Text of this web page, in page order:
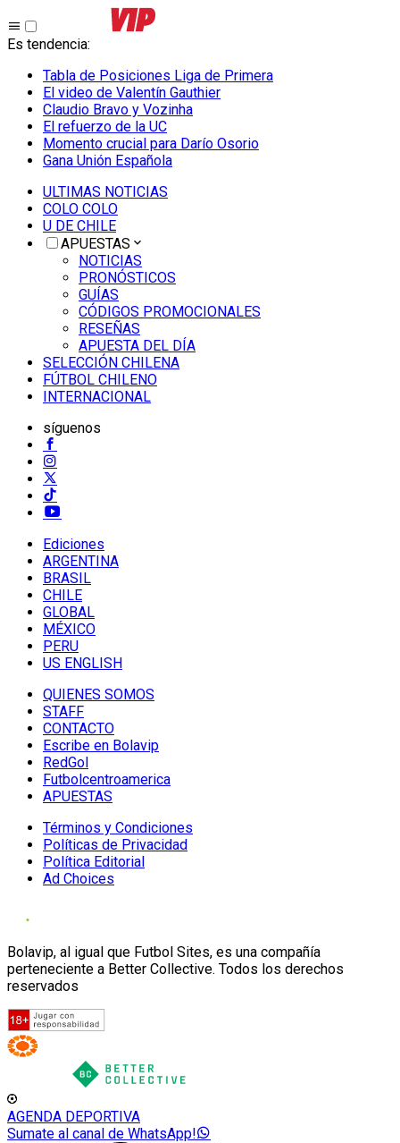
Es tendencia:
Tabla de Posiciones Liga de Primera
El video de Valentín Gauthier
Claudio Bravo y Vozinha
El refuerzo de la UC
Momento crucial para Darío Osorio
Gana Unión Española
ULTIMAS NOTICIAS
COLO COLO
U DE CHILE
APUESTAS
NOTICIAS
PRONÓSTICOS
GUÍAS
CÓDIGOS PROMOCIONALES
RESEÑAS
APUESTA DEL DÍA
SELECCIÓN CHILENA
FÚTBOL CHILENO
INTERNACIONAL
síguenos
Ediciones
ARGENTINA
BRASIL
CHILE
GLOBAL
MÉXICO
PERU
US ENGLISH
QUIENES SOMOS
STAFF
CONTACTO
Escribe en Bolavip
RedGol
Futbolcentroamerica
APUESTAS
Términos y Condiciones
Políticas de Privacidad
Política Editorial
Ad Choices
Bolavip, al igual que Futbol Sites, es una compañía
perteneciente a Better Collective. Todos los derechos
reservados
AGENDA DEPORTIVA
Sumate al canal de WhatsApp!